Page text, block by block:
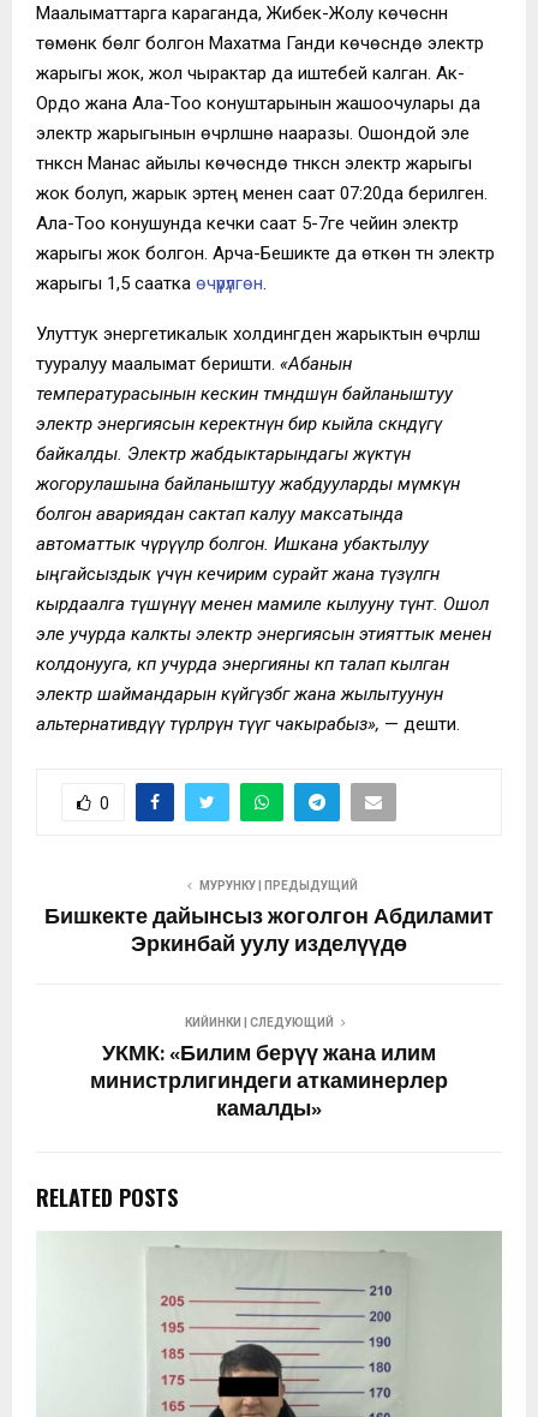
Маалыматтарга караганда, Жибек-Жолу көчөсүнүн
төмөнкү бөлүгү болгон Махатма Ганди көчөсүндө электр
жарыгы жок, жол чырактар да ​​иштебей калган. Ак-
Ордо жана Ала-Тоо конуштарынын жашоочулары да
электр жарыгынын өчүрүлүшүнө нааразы. Ошондой эле
түнкүсүн Манас айылы көчөсүндө түнкүсүн электр жарыгы
жок болуп, жарык эртең менен саат 07:20да берилген.
Ала-Тоо конушунда кечки саат 5-7ге чейин электр
жарыгы жок болгон. Арча-Бешикте да өткөн түнү электр
жарыгы 1,5 саатка өчүрүлгөн
Улуттук энергетикалык холдингден жарыктын өчүрүлүшү
тууралуу маалымат беришти. «Абанын
температурасынын кескин төмөндөшүнө байланыштуу
электр энергиясын керектөөнүн бир кыйла өскөндүгү
байкалды. Электр жабдыктарындагы жүктүн
жогорулашына байланыштуу жабдууларды мүмкүн
болгон авариядан сактап калуу максатында
автоматтык өчүрүүлөр болгон. Ишкана убактылуу
ыңгайсыздык үчүн кечирим сурайт жана түзүлгөн
кырдаалга түшүнүү менен мамиле кылууну өтүнөт. Ошол
эле учурда калкты электр энергиясын этияттык менен
колдонууга, көп учурда энергияны көп талап кылган
электр шаймандарын күйгүзбөөгө жана жылытуунун
альтернативдүү түрлөрүнө өтүүгө чакырабыз», — дешти.
0
МУРУНКУ | ПРЕДЫДУЩИЙ
Бишкекте дайынсыз жоголгон Абдиламит
Эркинбай уулу изделүүдө
КИЙИНКИ | СЛЕДУЮЩИЙ
УКМК: «Билим берүү жана илим
министрлигиндеги аткаминерлер
камалды»
RELATED POSTS